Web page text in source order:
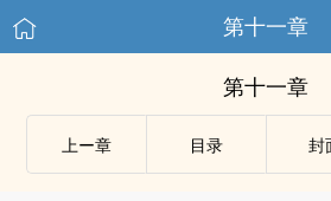
第十一章
第十一章
上ー章 目录 封